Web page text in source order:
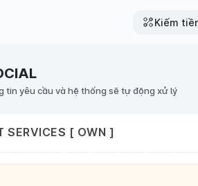
Kiếm
tin yêu cầu và hệ thống sẽ tự động xử lý
SERVICES [ OWN ]